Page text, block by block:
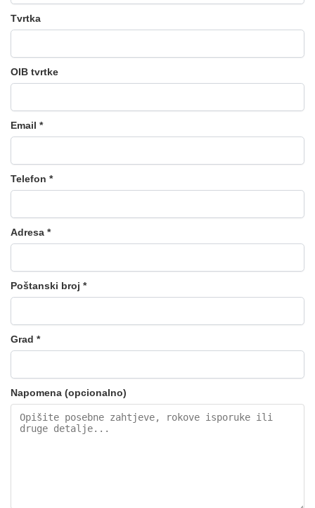
Tvrtka
OIB tvrtke
Email *
Telefon *
Adresa *
Poštanski broj *
Grad *
Napomena (opcionalno)